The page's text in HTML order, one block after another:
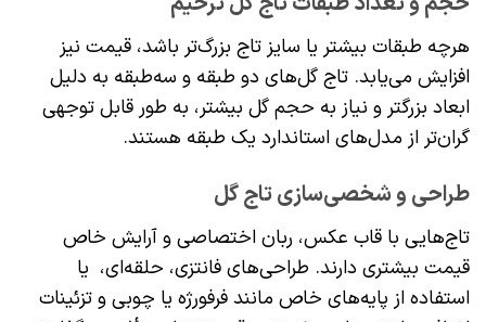
هرچه طبقات بیشتر یا سایز تاج بزرگ‌تر باشد، قیمت نیز
افزایش می‌یابد. تاج گل‌های دو طبقه و سه‌طبقه به دلیل
ابعاد بزرگتر و نیاز به حجم گل بیشتر، به طور قابل توجهی
گران‌تر از مدل‌های استاندارد یک طبقه هستند.
طراحی و شخصی‌سازی تاج گل
تاج‌هایی با قاب عکس، ربان اختصاصی و آرایش خاص
قیمت بیشتری دارند. طراحی‌های فانتزی، حلقه‌ای، یا
استفاده از پایه‌های خاص مانند فرفورژه یا چوبی و تزئینات